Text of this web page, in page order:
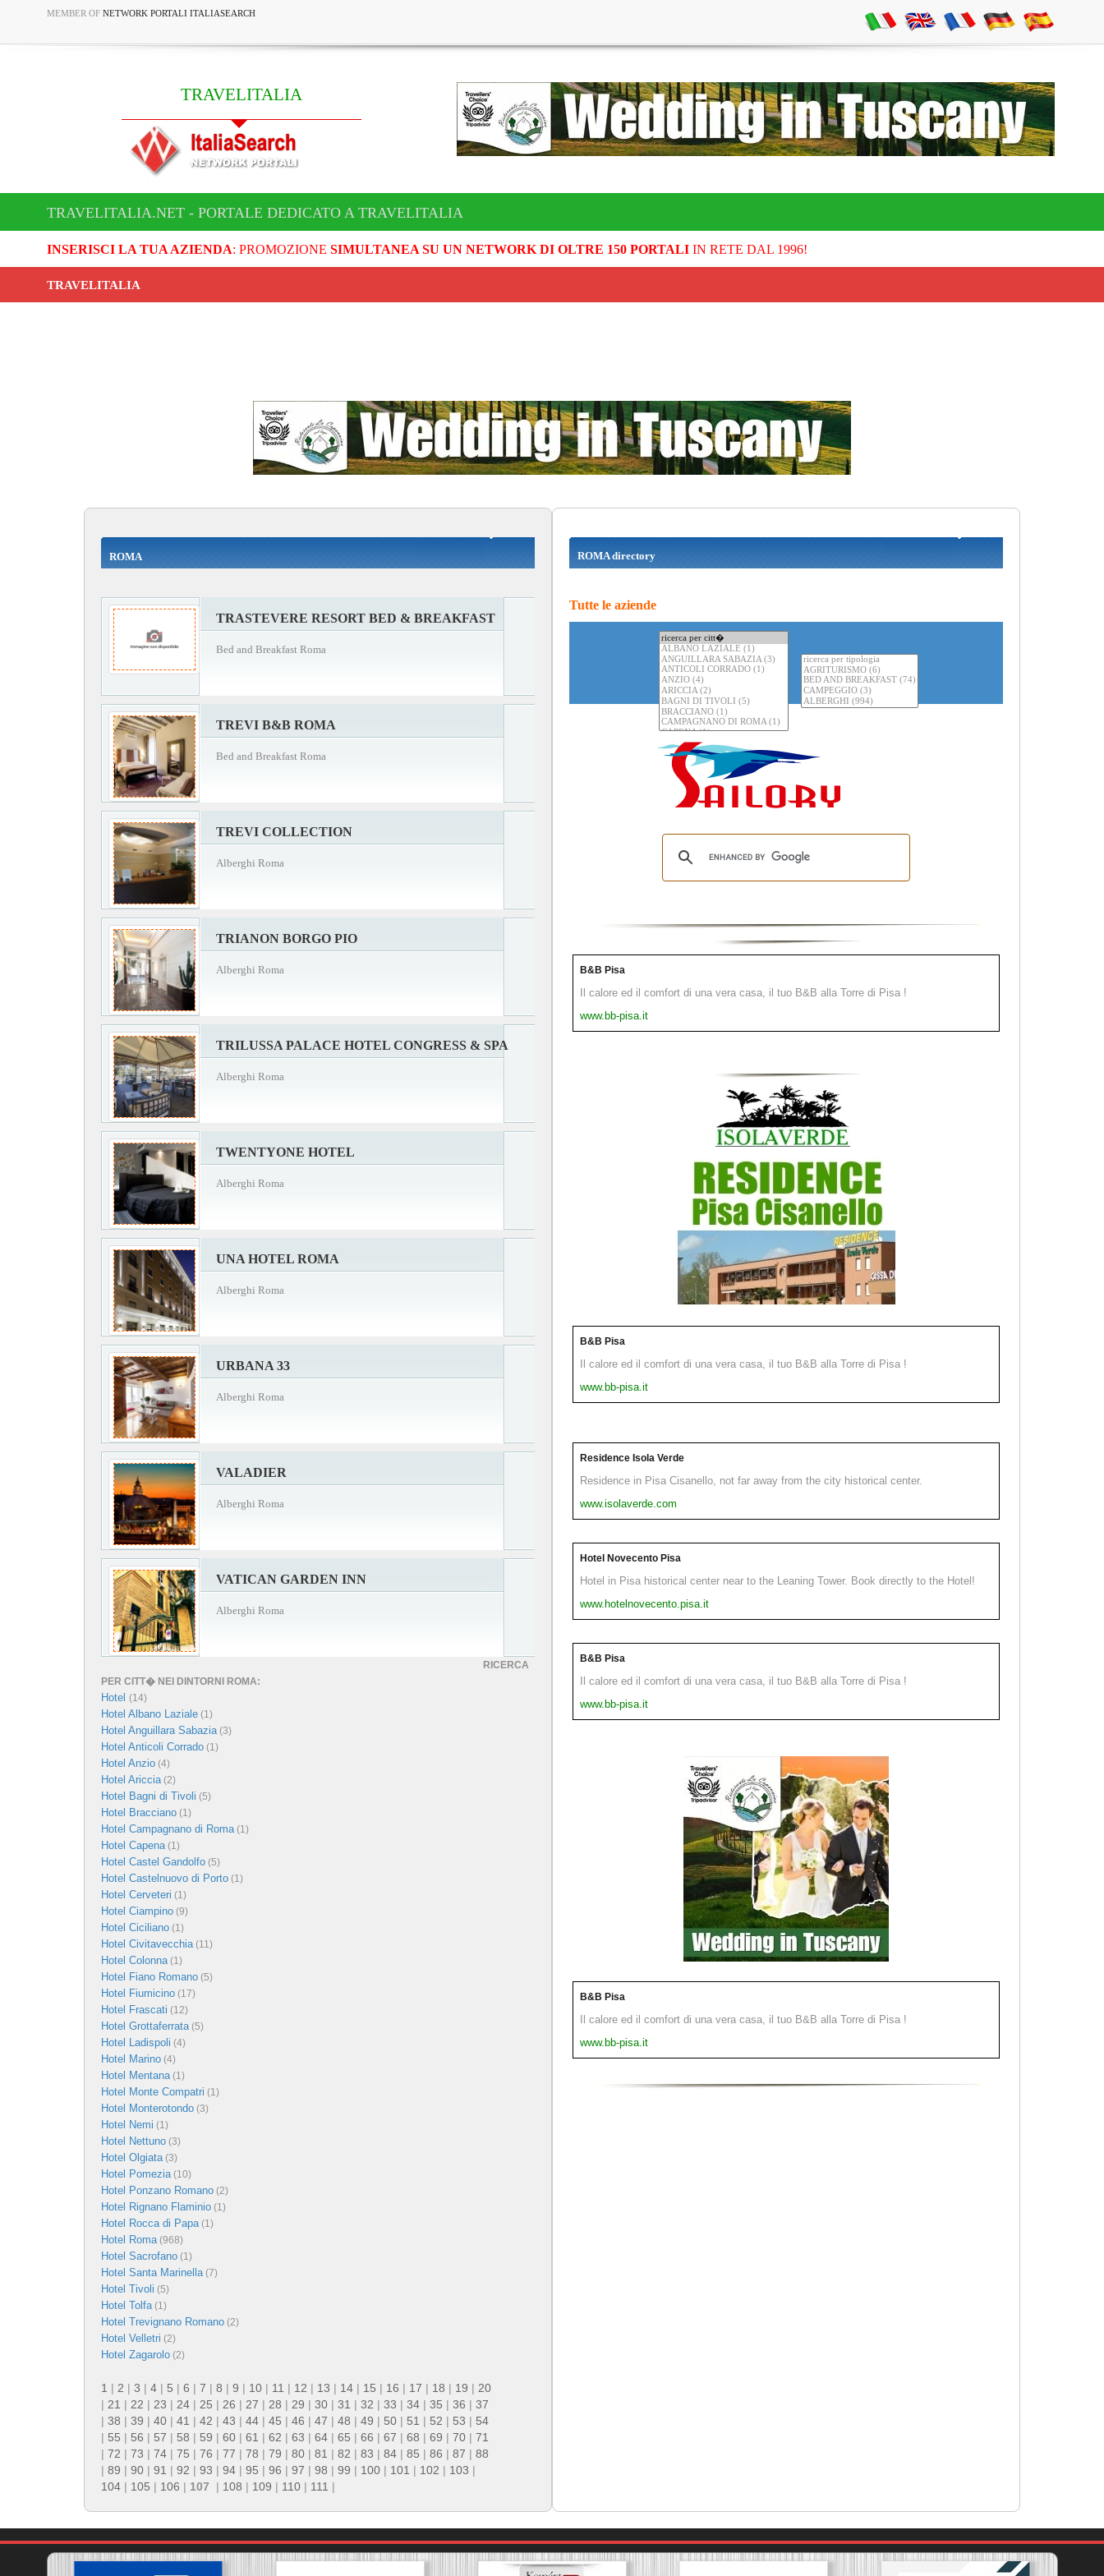
MEMBER OF NETWORK PORTALI ITALIASEARCH
TRAVELITALIA
TRAVELITALIA.NET - PORTALE DEDICATO A TRAVELITALIA
INSERISCI LA TUA AZIENDA: PROMOZIONE SIMULTANEA SU UN NETWORK DI OLTRE 150 PORTALIIN RETE DAL 1996!
TRAVELITALIA
ROMA
TRASTEVERE RESORT BED & BREAKFAST
Bed and Breakfast Roma
TREVI B&B ROMA
Bed and Breakfast Roma
TREVI COLLECTION
Alberghi Roma
TRIANON BORGO PIO
Alberghi Roma
TRILUSSA PALACE HOTEL CONGRESS & SPA
Alberghi Roma
TWENTYONE HOTEL
Alberghi Roma
UNA HOTEL ROMA
Alberghi Roma
URBANA 33
Alberghi Roma
VALADIER
Alberghi Roma
VATICAN GARDEN INN
Alberghi Roma
RICERCA
PER CITT� NEI DINTORNI ROMA:
Hotel (14)
Hotel Albano Laziale (1)
Hotel Anguillara Sabazia(3)
Hotel Anticoli Corrado (1)
Hotel Anzio (4)
Hotel Ariccia(2)
Hotel Bagni di Tivoli (5)
Hotel Bracciano (1)
Hotel Campagnano di Roma(1)
Hotel Capena(1)
Hotel Castel Gandolfo (5)
Hotel Castelnuovo di Porto (1)
Hotel Cerveteri (1)
Hotel Ciampino (9)
Hotel Ciciliano (1)
Hotel Civitavecchia(11)
Hotel Colonna(1)
Hotel Fiano Romano (5)
Hotel Fiumicino (17)
Hotel Frascati (12)
Hotel Grottaferrata(5)
Hotel Ladispoli (4)
Hotel Marino (4)
Hotel Mentana(1)
Hotel Monte Compatri (1)
Hotel Monterotondo (3)
Hotel Nemi (1)
Hotel Nettuno (3)
Hotel Olgiata(3)
Hotel Pomezia(10)
Hotel Ponzano Romano (2)
Hotel Rignano Flaminio (1)
Hotel Rocca di Papa(1)
Hotel Roma(968)
Hotel Sacrofano (1)
Hotel Santa Marinella(7)
Hotel Tivoli (5)
Hotel Tolfa(1)
Hotel Trevignano Romano (2)
Hotel Velletri (2)
Hotel Zagarolo (2)
1 | 2 | 3 | 4 | 5 | 6 | 7 | 8 | 9 | 10 | 11 | 12 | 13 | 14 | 15 | 16 | 17 | 18 | 19 | 20
| 21 | 22 | 23 | 24 | 25 | 26 | 27 | 28 | 29 | 30 | 31 | 32 | 33 | 34 | 35 | 36 | 37
| 38 | 39 | 40 | 41 | 42 | 43 | 44 | 45 | 46 | 47 | 48 | 49 | 50 | 51 | 52 | 53 | 54
| 55 | 56 | 57 | 58 | 59 | 60 | 61 | 62 | 63 | 64 | 65 | 66 | 67 | 68 | 69 | 70 | 71
| 72 | 73 | 74 | 75 | 76 | 77 | 78 | 79 | 80 | 81 | 82 | 83 | 84 | 85 | 86 | 87 | 88
| 89 | 90 | 91 | 92 | 93 | 94 | 95 | 96 | 97 | 98 | 99 | 100 | 101 | 102 | 103 |
104 | 105 | 106 | 107 | 108 | 109 | 110 | 111 |
ROMA directory
Tutte le aziende
B&B Pisa
Il calore ed il comfort di una vera casa, il tuo B&B alla Torre di Pisa !
www.bb-pisa.it
B&B Pisa
Il calore ed il comfort di una vera casa, il tuo B&B alla Torre di Pisa !
www.bb-pisa.it
Residence Isola Verde
Residence in Pisa Cisanello, not far away from the city historical center.
www.isolaverde.com
Hotel Novecento Pisa
Hotel in Pisa historical center near to the Leaning Tower. Book directly to the Hotel!
www.hotelnovecento.pisa.it
B&B Pisa
Il calore ed il comfort di una vera casa, il tuo B&B alla Torre di Pisa !
www.bb-pisa.it
B&B Pisa
Il calore ed il comfort di una vera casa, il tuo B&B alla Torre di Pisa !
www.bb-pisa.it